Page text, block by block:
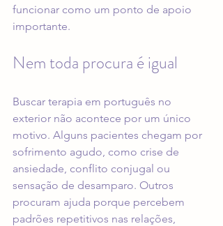
funcionar como um ponto de apoio
importante.
Nem toda procura é igual
Buscar terapia em português no
exterior não acontece por um único
motivo. Alguns pacientes chegam por
sofrimento agudo, como crise de
ansiedade, conflito conjugal ou
sensação de desamparo. Outros
procuram ajuda porque percebem
padrões repetitivos nas relações,